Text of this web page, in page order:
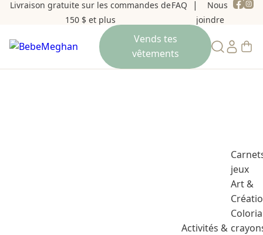
Livraison gratuite sur les commandes de
150 $ et plus
FAQ
Nous
joindre
Activités &
jeux
Art &